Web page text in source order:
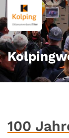
Zum Inhalt
100